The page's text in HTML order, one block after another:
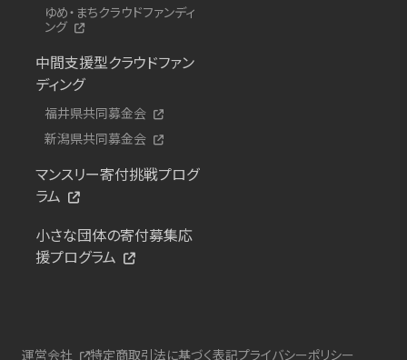
ゆめ・まちクラウドファンディ
ング
中間支援型クラウドファン
ディング
福井県共同募金会
新潟県共同募金会
マンスリー寄付挑戦プログ
ラム
小さな団体の寄付募集応
援プログラム
運営会社 特定商取引法に基づく表記プライバシーポリシー